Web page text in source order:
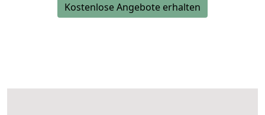
Kostenlose Angebote erhalten